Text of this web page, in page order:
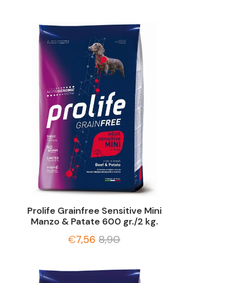
Prolife Grainfree Sensitive Mini
Manzo & Patate 600 gr./2 kg.
€7,56 8,90